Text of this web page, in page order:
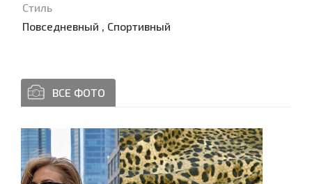
Стиль
Повседневный , Спортивный
ВСЕ ФОТО